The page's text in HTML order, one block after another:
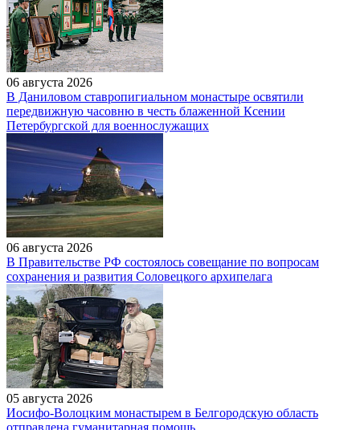
06 августа 2026
В Даниловом ставропигиальном монастыре освятили
передвижную часовню в честь блаженной Ксении
Петербургской для военнослужащих
06 августа 2026
В Правительстве РФ состоялось совещание по вопросам
сохранения и развития Соловецкого архипелага
05 августа 2026
Иосифо-Волоцким монастырем в Белгородскую область
отправлена гуманитарная помощь